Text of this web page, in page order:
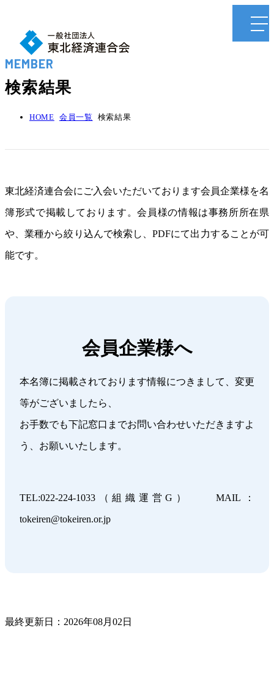
MEMBER
検索結果
HOME 会員一覧 検索結果
東北経済連合会にご入会いただいております会員企業様を名
簿形式で掲載しております。会員様の情報は事務所所在県
や、業種から絞り込んで検索し、PDFにて出力することが可
能です。
会員企業様へ
本名簿に掲載されております情報につきまして、変更
等がございましたら、
お手数でも下記窓口までお問い合わせいただきますよ
う、お願いいたします。
TEL:022-224-1033（組織運営G） MAIL：
tokeiren@tokeiren.or.jp
最終更新日：2026年08月02日